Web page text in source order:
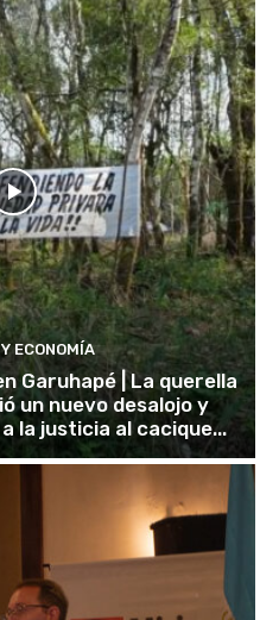
ECONOMÍA
Garuhapé | La querella
un nuevo desalojo y
la justicia al cacique...